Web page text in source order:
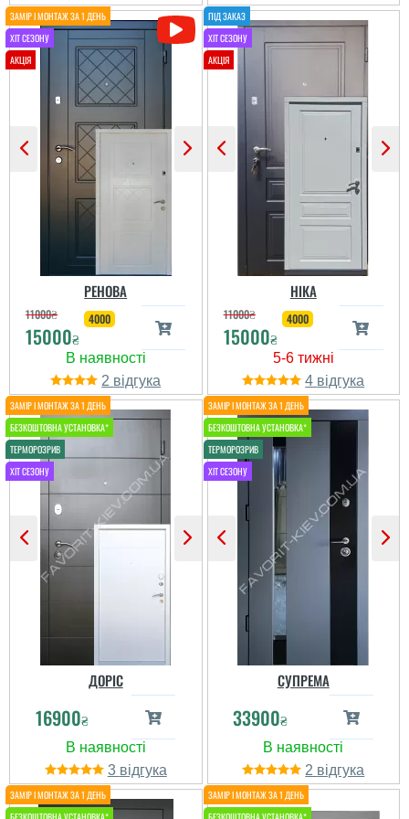
Славік
Замовляли під свої
розміри, обіцяли одні
строки, але вийшло
трохи більше, але чесно
скажу настільки
задоволений роьтоь і
дверима, що про це і
забув і думаю це
дрібниця, воно того
реально вартує. ...
Генадій
Дуже достойний варіант
ч сподобався колір та
дизайн дверей, хороша
комплектація і гарне
утеплення, присутній
корковий терморозрив....
читати всі відгуки
Алина
Двери заказали, все
предпочтения
учли.Отправили быстро.
Проблему возникшую
компания решила . Мы
удовлетворены. Двери
ставили сами, пришлось
еще настраивать замки-
не отрегулированы
толком были. Са...
читати всі відгуки
РЕНОВА
11000₴
15000₴
4000
2
НІКА
11000₴
15000₴
4000
4
ДОРІС
16900₴
3
СУПРЕМА
33900₴
2